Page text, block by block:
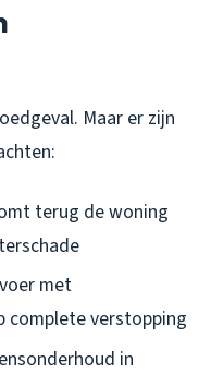
Maar er zijn
terug de woning
met
complete verstopping
in